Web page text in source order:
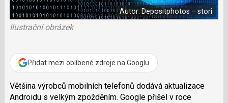
o
k
u
Autor: Depositphotos – stori
Ilustrační obrázek
Přidat mezi oblíbené zdroje na Googlu
Většina výrobců mobilních telefonů dodává aktualizace
Androidu s velkým zpožděním. Google přišel v roce